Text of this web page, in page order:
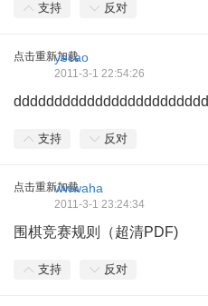
支持 反对
点击重新加载
yecao
2011-3-1 22:54:26
dddddddddddddddddddddddd
支持 反对
点击重新加载wwwaha
2011-3-1 23:24:34
围棋竞赛规则（超清PDF)
支持 反对